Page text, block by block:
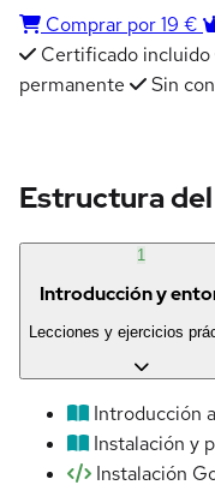
Comprar por 19 €
Certificado incluido
permanente
Sin
Estructura
1
Introducción y
Lecciones y ejercicios
Introducción
Instalación y
Instalación